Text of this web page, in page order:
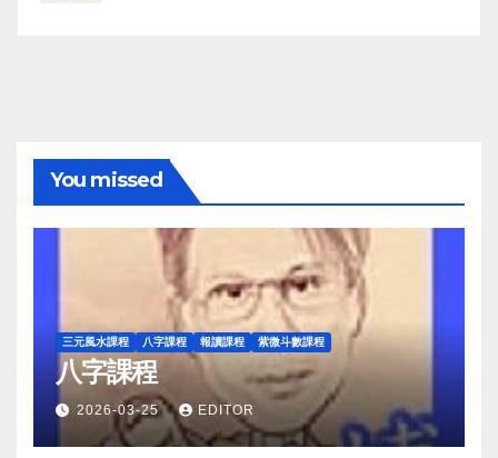
You missed
三元風水課程 八字課程 報讀課程 紫微斗數課程
八字課程
2026-03-25 EDITOR